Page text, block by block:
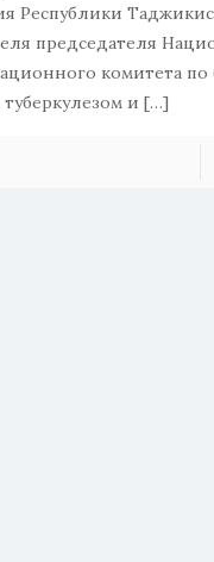
Республики
председателя
комитета по
и […]